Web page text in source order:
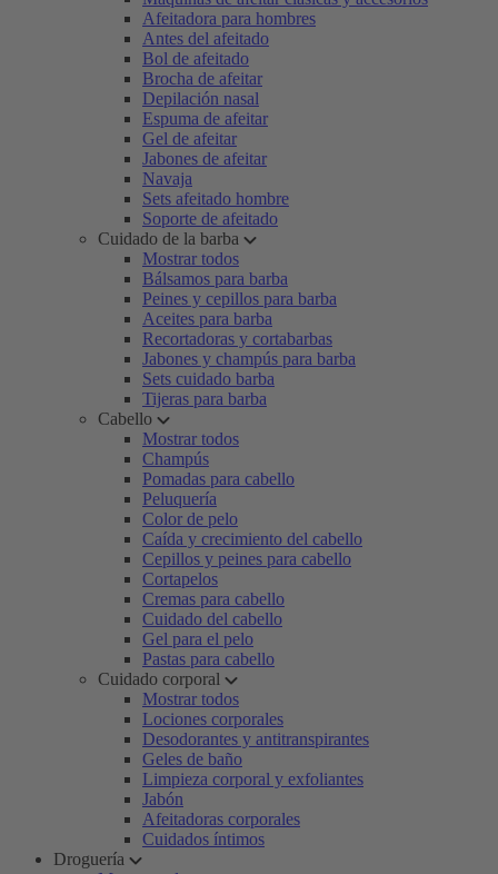
Afeitadora para hombres
Antes del afeitado
Bol de afeitado
Brocha de afeitar
Depilación nasal
Espuma de afeitar
Gel de afeitar
Jabones de afeitar
Navaja
Sets afeitado hombre
Soporte de afeitado
Cuidado de la barba
Mostrar todos
Bálsamos para barba
Peines y cepillos para barba
Aceites para barba
Recortadoras y cortabarbas
Jabones y champús para barba
Sets cuidado barba
Tijeras para barba
Cabello
Mostrar todos
Champús
Pomadas para cabello
Peluquería
Color de pelo
Caída y crecimiento del cabello
Cepillos y peines para cabello
Cortapelos
Cremas para cabello
Cuidado del cabello
Gel para el pelo
Pastas para cabello
Cuidado corporal
Mostrar todos
Lociones corporales
Desodorantes y antitranspirantes
Geles de baño
Limpieza corporal y exfoliantes
Jabón
Afeitadoras corporales
Cuidados íntimos
Droguería